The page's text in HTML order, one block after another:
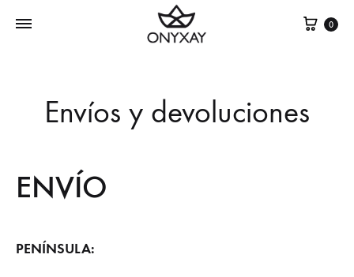
Cesta
0
Envíos y devoluciones
ENVÍO
PENÍNSULA: